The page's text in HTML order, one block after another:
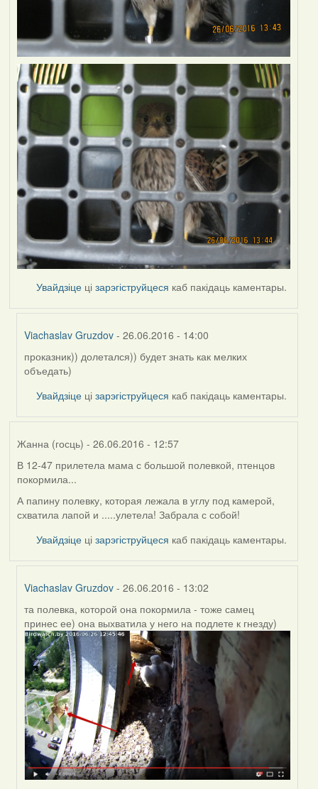
Увайдзіце цізарэгіструйцеся каб пакідаць каментары.
Viachaslav Gruzdov - 26.06.2016 - 14:00
In
reply
Feather
проказник)) долетался)) будет знать как мелких
объедать)
Увайдзіце цізарэгіструйцеся каб пакідаць каментары.
Жанна (госць) - 26.06.2016 - 12:57
В 12-47 прилетела мама с большой полевкой, птенцов
покормила...
А папину полевку, которая лежала в углу под камерой,
схватила лапой и .....улетела! Забрала с собой!
Увайдзіце цізарэгіструйцеся каб пакідаць каментары.
Viachaslav Gruzdov - 26.06.2016 - 13:02
In
reply
to
by
Жанна
(госць)
та полевка, которой она покормила - тоже самец
принес ее) она выхватила у него на подлете к гнезду)